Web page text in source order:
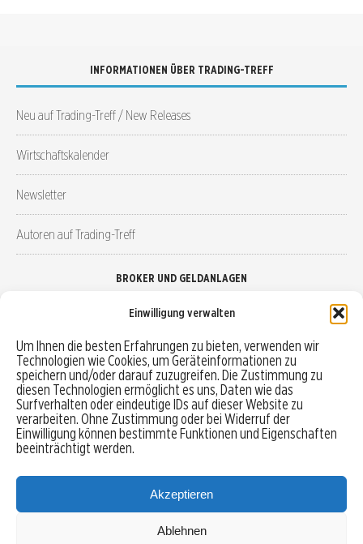
Einwilligung verwalten
Um Ihnen die besten Erfahrungen zu bieten, verwenden wir
Technologien wie Cookies, um Geräteinformationen zu
speichern und/oder darauf zuzugreifen. Die Zustimmung zu
diesen Technologien ermöglicht es uns, Daten wie das
Surfverhalten oder eindeutige IDs auf dieser Website zu
verarbeiten. Ohne Zustimmung oder bei Widerruf der
Einwilligung können bestimmte Funktionen und Eigenschaften
beeinträchtigt werden.
Akzeptieren
Ablehnen
INFORMATIONEN ÜBER TRADING-TREFF
Neu auf Trading-Treff / New Releases
Wirtschaftskalender
Newsletter
Autoren auf Trading-Treff
BROKER UND GELDANLAGEN
Robo-Advisor vergleichen
Depotvergleich
Festgeld vergleichen
Tagesgeld vergleichen